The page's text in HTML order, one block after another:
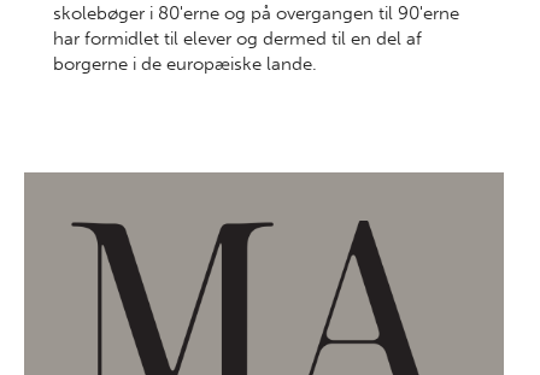
skolebøger i 80'erne og på overgangen til 90'erne
har formidlet til elever og dermed til en del af
borgerne i de europæiske lande.